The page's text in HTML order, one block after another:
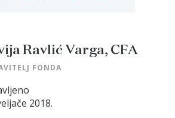
Ravlić Varga, CFA
FONDA
2018.